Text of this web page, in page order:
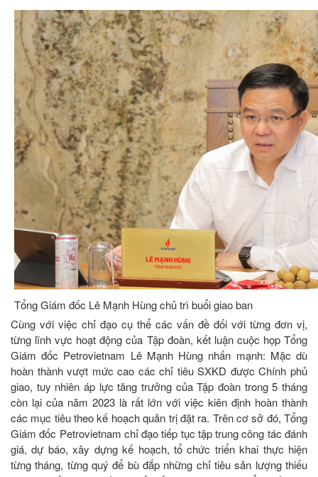
Tổng Giám đốc Lê Mạnh Hùng chủ trì buổi giao ban
Cùng với việc chỉ đạo cụ thể các vấn đề đối với từng đơn vị,
từng lĩnh vực hoạt động của Tập đoàn, kết luận cuộc họp Tổng
Giám đốc Petrovietnam Lê Mạnh Hùng nhấn mạnh: Mặc dù
hoàn thành vượt mức cao các chỉ tiêu SXKD được Chính phủ
giao, tuy nhiên áp lực tăng trưởng của Tập đoàn trong 5 tháng
còn lại của năm 2023 là rất lớn với việc kiên định hoàn thành
các mục tiêu theo kế hoạch quản trị đặt ra. Trên cơ sở đó, Tổng
Giám đốc Petrovietnam chỉ đạo tiếp tục tập trung công tác đánh
giá, dự báo, xây dựng kế hoạch, tổ chức triển khai thực hiện
từng tháng, từng quý để bù đắp những chỉ tiêu sản lượng thiếu